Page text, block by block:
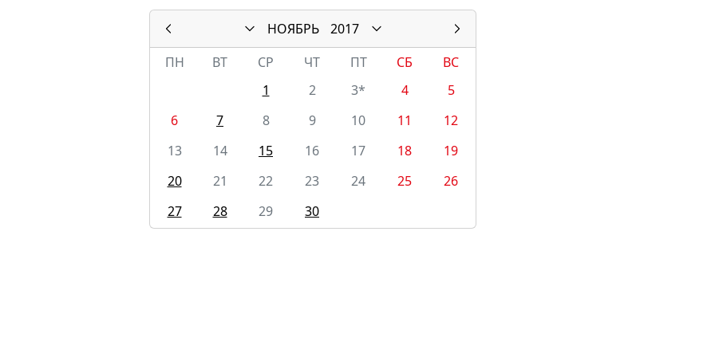
НОЯБРЬ
2017
ПН
ВТ СР ЧТ ПТ СБ
ВС
1
2 3* 4
5
6
7 8 9 10 11
12
13
14 15 16 17 18
19
20
21 22 23 24 25
26
27
28 29 30